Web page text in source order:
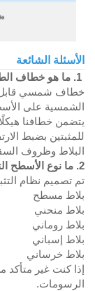
الأسئلة الشائعة
1. ما هو خطاف الطاقة الشمسية القابل للتعديل؟
خطاف شمسي قابل
الشمسية على
يتضمن خطافنا
للمثبتين بضبط
البلاط وظروف
2. ما نوع الأسطح التي يدعمها نظام التثبيت الكهروضوئي هذا؟
تم تصميم نظام
بلاط مسطح
بلاط منحني
بلاط روماني
بلاط إسباني
بلاط خرساني
إذا كنت غير متأكد
الرسومات.